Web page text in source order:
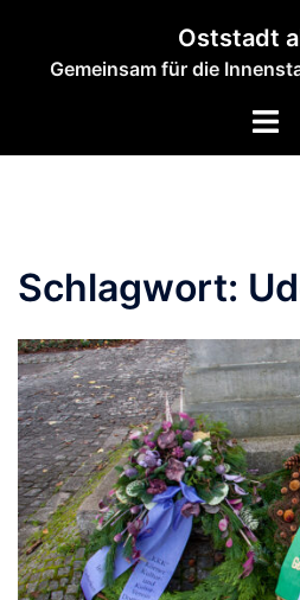
springen
Oststadt
Gemeinsam für die
Menü
Schlagwort: